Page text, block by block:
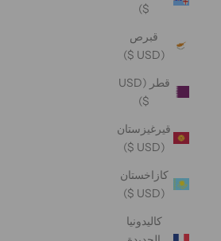
$)
قبرص
(USD $)
قطر (USD
$)
قيرغيزستان
(USD $)
كازاخستان
(USD $)
كاليدونيا